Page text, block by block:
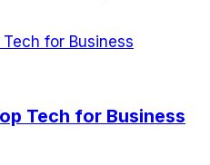
Tech for Business